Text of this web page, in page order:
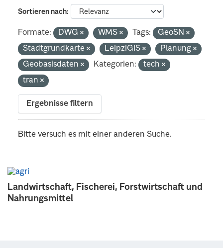
Landwirtschaft, Fischerei, Forstwirtschaft und
Nahrungsmittel
Sortieren nach
Formate: DWG WMS Tags:
GeoSN
Stadtgrundkarte
LeipziGIS
Planung
Geobasisdaten
Kategorien:
tech
tran
Ergebnisse filtern
Bitte versuch es mit einer anderen Suche.